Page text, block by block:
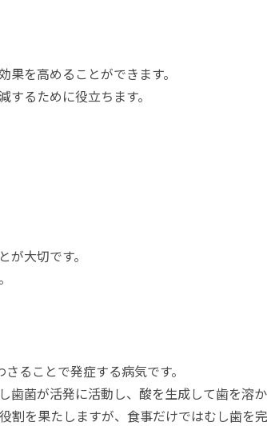
を高めることができます。
るために役立ちます。
大切です。
ることで発症する病気です。
菌が活発に活動し、酸を生成して歯を溶か
を果たしますが、食事だけではむし歯を